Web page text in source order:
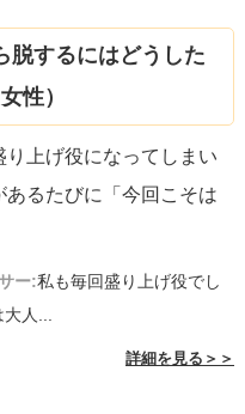
脱するにはどうした
性）
上げ役になってしまい
あるたびに「今回こそは
ー:私も毎回盛り上げ役でし
大人...
詳細を見る＞＞